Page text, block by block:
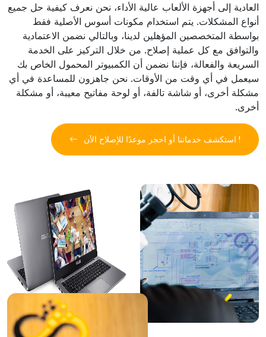
العادية إلى أجهزة الألعاب عالية الأداء، نحن نعرف كيفية حل جميع
أنواع المشكلات. يتم استخدام مكونات أسوس الأصلية فقط
بواسطة المتخصصين المؤهلين لدينا، وبالتالي نضمن الاعتمادية
والتوافق مع كل عملية إصلاح. من خلال التركيز على الخدمة
السريعة والفعالة، فإننا نضمن أن الكمبيوتر المحمول الخاص بك
سيعمل في أي وقت من الأوقات. نحن جاهزون للمساعدة في أي
مشكلة أخرى، أو شاشة تالفة، أو لوحة مفاتيح معيبة، أو مشكلة
أخرى.
استكشف خدماتنا أو احجز موعدًا للإصلاح الآن !